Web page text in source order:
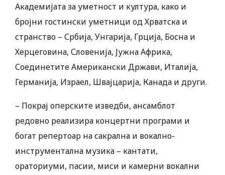
Академијата за уметност и култура, како и
бројни гостински уметници од Хрватска и
странство – Србија, Унгарија, Грција, Босна и
Херцеговина, Словенија, Јужна Африка,
Соединетите Американски Држави, Италија,
Германија, Израел, Швајцарија, Канада и други.
– Покрај оперските изведби, ансамблот
редовно реализира концертни програми и
богат репертоар на сакрална и вокално-
инструментална музика – кантати,
ораториуми, пасии, миси и камерни вокални